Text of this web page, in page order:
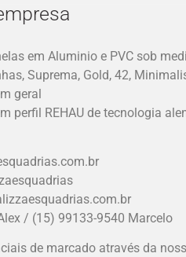
em Aluminio e PVC sob
Suprema, Gold, 42,
geral
perfil REHAU de tecnologia
/ (15) 99133-9540 Marcelo
de marcado através da